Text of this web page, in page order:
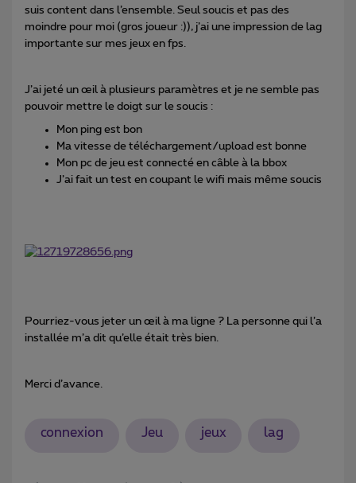
suis content dans l’ensemble. Seul soucis et pas des
moindre pour moi (gros joueur :)), j’ai une impression de lag
importante sur mes jeux en fps.
J’ai jeté un œil à plusieurs paramètres et je ne semble pas
pouvoir mettre le doigt sur le soucis :
Mon ping est bon
Ma vitesse de téléchargement/upload est bonne
Mon pc de jeu est connecté en câble à la bbox
J’ai fait un test en coupant le wifi mais même soucis
Pourriez-vous jeter un œil à ma ligne ? La personne qui l’a
installée m’a dit qu’elle était très bien.
Merci d’avance.
connexion Jeu jeux lag